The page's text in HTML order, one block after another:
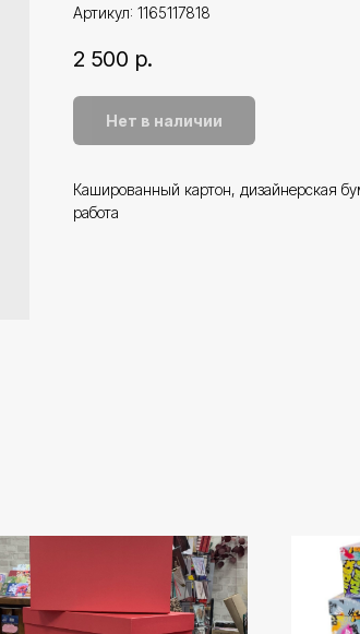
Артикул: 1165117818
2 500 р.
Нет в наличии
Кашированный картон, дизайнерская
работа